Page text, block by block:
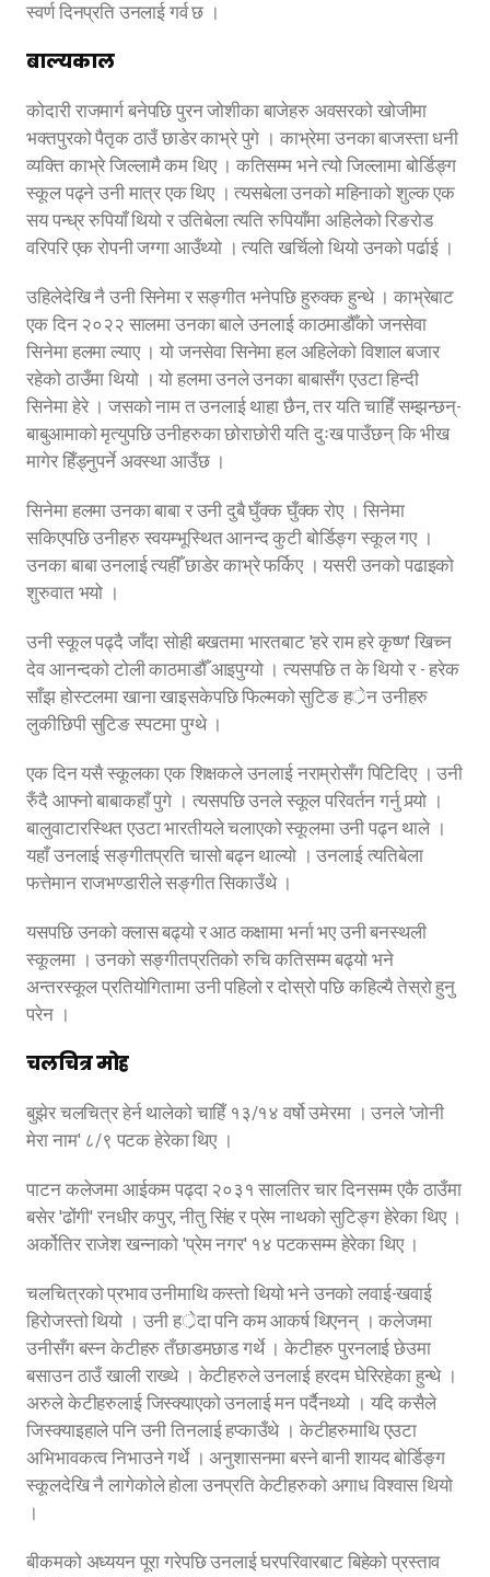
स्वर्ण दिनप्रति उनलाई गर्व छ ।
बाल्यकाल
कोदारी राजमार्ग बनेपछि पुरन जोशीका बाजेहरु अवसरको खोजीमा
भक्तपुरको पैतृक ठाउँ छाडेर काभ्रे पुगे । काभ्रेमा उनका बाजस्ता धनी
व्यक्ति काभ्रे जिल्लामै कम थिए । कतिसम्म भने त्यो जिल्लामा बोर्डिङ्ग
स्कूल पढ्ने उनी मात्र एक थिए । त्यसबेला उनको महिनाको शुल्क एक
सय पन्ध्र रुपियाँ थियो र उतिबेला त्यति रुपियाँमा अहिलेको रिङरोड
वरिपरि एक रोपनी जग्गा आउँथ्यो । त्यति खर्चिलो थियो उनको पर्ढाई ।
उहिलेदेखि नै उनी सिनेमा र सङ्गीत भनेपछि हुरुक्क हुन्थे । काभ्रेबाट
एक दिन २०२२ सालमा उनका बाले उनलाई काठमाडौँको जनसेवा
सिनेमा हलमा ल्याए । यो जनसेवा सिनेमा हल अहिलेको विशाल बजार
रहेको ठाउँमा थियो । यो हलमा उनले उनका बाबासँग एउटा हिन्दी
सिनेमा हेरे । जसको नाम त उनलाई थाहा छैन, तर यति चाहिँ सम्झन्छन्-
बाबुआमाको मृत्युपछि उनीहरुका छोराछोरी यति दुःख पाउँछन् कि भीख
मागेर हिँड्नुपर्ने अवस्था आउँछ ।
सिनेमा हलमा उनका बाबा र उनी दुबै घुँक्क घुँक्क रोए । सिनेमा
सकिएपछि उनीहरु स्वयम्भूस्थित आनन्द कुटी बोर्डिङ्ग स्कूल गए ।
उनका बाबा उनलाई त्यहीँ छाडेर काभ्रे फर्किए । यसरी उनको पढाइको
शुरुवात भयो ।
उनी स्कूल पढ्दै जाँदा सोही बखतमा भारतबाट 'हरे राम हरे कृष्ण' खिच्न
देव आनन्दको टोली काठमाडौँ आइपुग्यो । त्यसपछि त के थियो र - हरेक
साँझ होस्टलमा खाना खाइसकेपछि फिल्मको सुटिङ हर्ेन उनीहरु
लुकीछिपी सुटिङ स्पटमा पुग्थे ।
एक दिन यसै स्कूलका एक शिक्षकले उनलाई नराम्रोसँग पिटिदिए । उनी
रुँदै आफ्नो बाबाकहाँ पुगे । त्यसपछि उनले स्कूल परिवर्तन गर्नु पर्‍यो ।
बालुवाटारस्थित एउटा भारतीयले चलाएको स्कूलमा उनी पढ्न थाले ।
यहाँ उनलाई सङ्गीतप्रति चासो बढ्न थाल्यो । उनलाई त्यतिबेला
फत्तेमान राजभण्डारीले सङ्गीत सिकाउँथे ।
यसपछि उनको क्लास बढ्यो र आठ कक्षामा भर्ना भए उनी बनस्थली
स्कूलमा । उनको सङ्गीतप्रतिको रुचि कतिसम्म बढ्यो भने
अन्तरस्कूल प्रतियोगितामा उनी पहिलो र दोस्रो पछि कहिल्यै तेस्रो हुनु
परेन ।
चलचित्र मोह
बुझेर चलचित्र हेर्न थालेको चाहिँ १३/१४ वर्षो उमेरमा । उनले 'जोनी
मेरा नाम' ८/९ पटक हेरेका थिए ।
पाटन कलेजमा आईकम पढ्दा २०३१ सालतिर चार दिनसम्म एकै ठाउँमा
बसेर 'ढोंगी' रनधीर कपुर, नीतु सिंह र प्रेम नाथको सुटिङ्ग हेरेका थिए ।
अर्कोतिर राजेश खन्नाको 'प्रेम नगर' १४ पटकसम्म हेरेका थिए ।
चलचित्रको प्रभाव उनीमाथि कस्तो थियो भने उनको लवाई-खवाई
हिरोजस्तो थियो । उनी हर्ेदा पनि कम आकर्ष थिएनन् । कलेजमा
उनीसँग बस्न केटीहरु तँछाडमछाड गर्थे । केटीहरु पुरनलाई छेउमा
बसाउन ठाउँ खाली राख्थे । केटीहरुले उनलाई हरदम घेरिरहेका हुन्थे ।
अरुले केटीहरुलाई जिस्क्याएको उनलाई मन पर्दैनथ्यो । यदि कसैले
जिस्क्याइहाले पनि उनी तिनलाई हप्काउँथे । केटीहरुमाथि एउटा
अभिभावकत्व निभाउने गर्थे । अनुशासनमा बस्ने बानी शायद बोर्डिङ्ग
स्कूलदेखि नै लागेकोले होला उनप्रति केटीहरुको अगाध विश्वास थियो
।
बीकमको अध्ययन पूरा गरेपछि उनलाई घरपरिवारबाट बिहेको प्रस्ताव